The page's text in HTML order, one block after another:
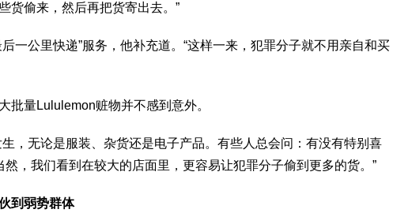
货偷来，然后再把货寄出去。”
一公里快递”服务，他补充道。“这样一来，犯罪分子就不用亲自和买
批量Lululemon赃物并不感到意外。
，无论是服装、杂货还是电子产品。有些人总会问：有没有特别喜
，我们看到在较大的店面里，更容易让犯罪分子偷到更多的货。”
到弱势群体